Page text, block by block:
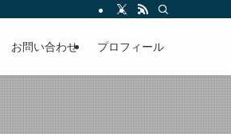
ィーユ」にして提供中。800名超のメルマガ読
お問い合わせ プロフィール